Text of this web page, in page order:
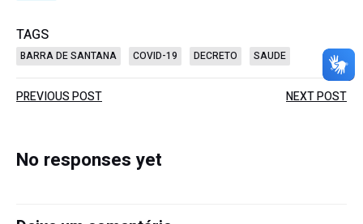
TAGS
BARRA DE SANTANA COVID-19 DECRETO SAUDE
Post
navigation
PREVIOUS POST NEXT POST
No responses yet